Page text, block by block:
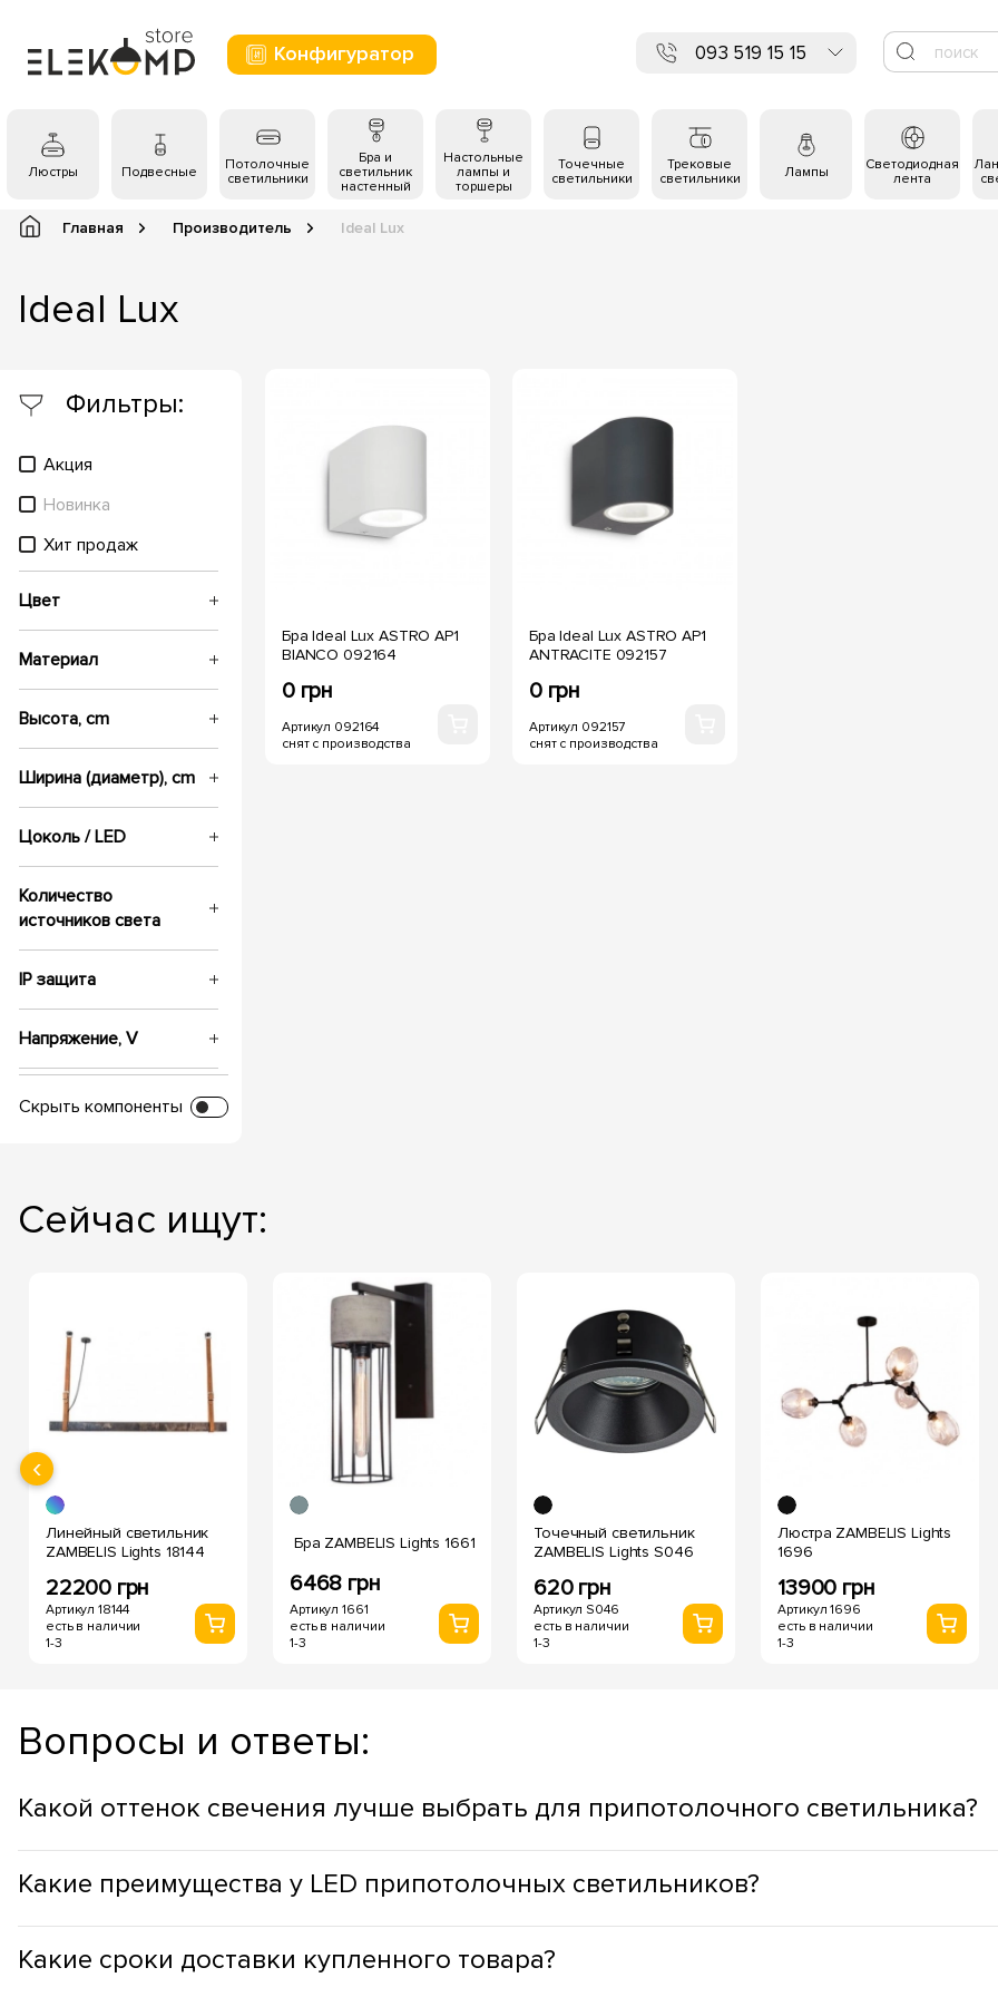
Конфигуратор 093 519 15 15
Люстры Подвесные
Потолочные
светильники
Бра и
светильник
настенный
Настольные
лампы и
торшеры
Точечные
светильники
Трековые
светильники
Лампы
Светодиодная
лента
Главная Производитель Ideal Lux
Ideal Lux
Фильтры:
Акция
Новинка
Хит продаж
Цвет
Материал
Высота, cm
Ширина (диаметр), cm
Цоколь / LED
Количество
источников света
IP защита
Напряжение, V
Глубина посадки
Срок службы, часов
Скрыть компоненты
Бра Ideal Lux ASTRO AP1
BIANCO 092164
0 грн
Артикул 092164
снят с производства
Бра Ideal Lux ASTRO AP1
ANTRACITE 092157
0 грн
Артикул 092157
снят с производства
Сейчас ищут:
Линейный светильник
ZAMBELIS Lights 18144
22200 грн
Артикул 18144
есть в наличии
1-3
Бра ZAMBELIS Lights 1661
6468 грн
Артикул 1661
есть в наличии
1-3
Точечный светильник
ZAMBELIS Lights S046
620 грн
Артикул S046
есть в наличии
1-3
Люстра ZAMBELIS Lights
1696
13900 грн
Артикул 1696
есть в наличии
1-3
‹
Вопросы и ответы:
Какой оттенок свечения лучше выбрать для припотолочного светильника?
продуктивности, в рабочих зонах, лучше использовать холодный оттенок света, а для ступенек, окон, зеркал, зон
Какие преимущества у LED припотолочных светильников?
работы составляет до 50 000 часов, а это более 5-и лет; LED светильники лишены опасных веществ, в своей
Какие сроки доставки​ купленного товара?